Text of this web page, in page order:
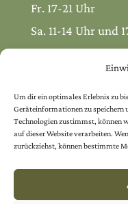
Um dir ein optimales Erlebnis zu
Geräteinformationen zu speichern
Technologien zustimmst, können
auf dieser Website verarbeiten.
zurückziehst, können bestimmte
Fr. 17-21 Uhr
Sa. 11-14 Uhr und
So. 11-19 Uhr
Betriebsurlaub
24. Dezember bis
01. Jänner bis 05.